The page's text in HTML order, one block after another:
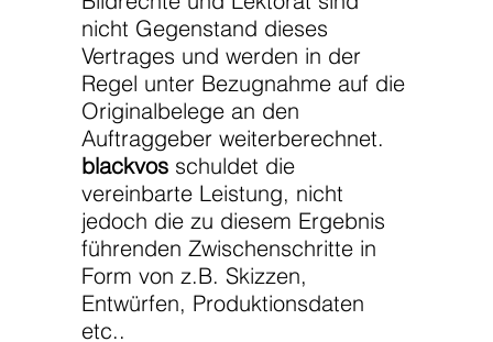
nicht Gegenstand dieses
Vertrages und werden in der
Regel unter Bezugnahme auf die
Originalbelege an den
Auftraggeber weiterberechnet.
blackvos schuldet die
vereinbarte Leistung, nicht
jedoch die zu diesem Ergebnis
führenden Zwischenschritte in
Form von z.B. Skizzen,
Entwürfen, Produktionsdaten
etc..